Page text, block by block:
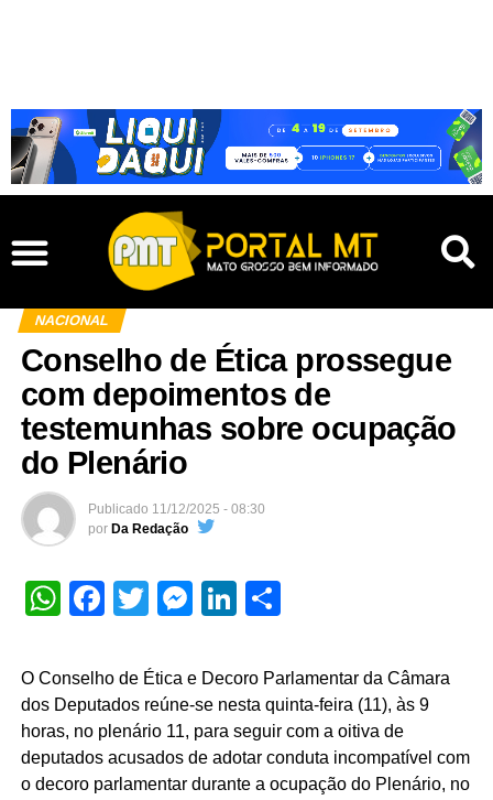
NACIONAL
Conselho de Ética prossegue
com depoimentos de
testemunhas sobre ocupação
do Plenário
Publicado 11/12/2025 - 08:30
por Da Redação
WhatsApp
Facebook
TwitterMessenger
LinkedIn
O Conselho de Ética e Decoro Parlamentar da Câmara
dos Deputados reúne-se nesta quinta-feira (11), às 9
horas, no plenário 11, para seguir com a oitiva de
deputados acusados de adotar conduta incompatível com
o decoro parlamentar durante a ocupação do Plenário, no